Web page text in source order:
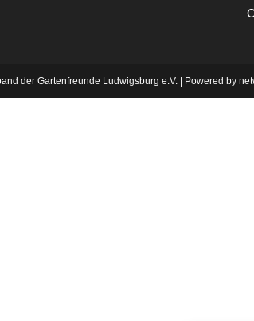
der Gartenfreunde Ludwigsburg e.V. | Powered by